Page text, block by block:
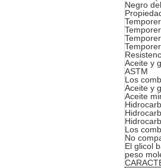
Negro
Aceite y
ASTM
Los
Aceite y
Aceite
Los
No
El glicol
peso